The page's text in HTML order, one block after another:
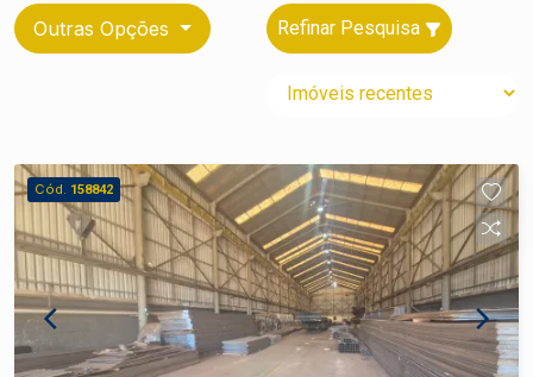
Outras Opções Refinar Pesquisa
Cód. 158842